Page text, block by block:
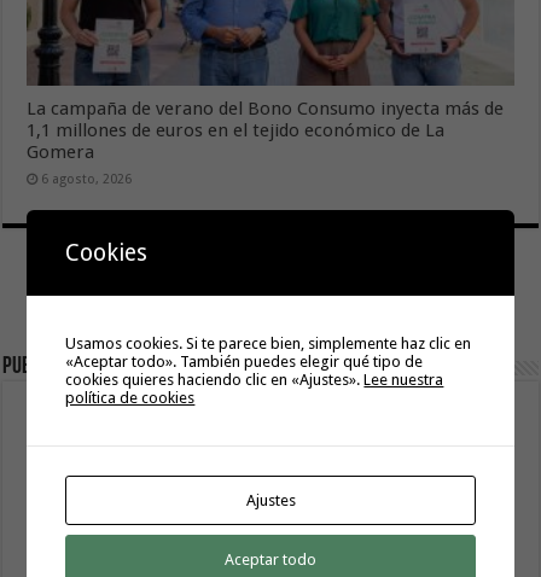
La campaña de verano del Bono Consumo inyecta más de
1,1 millones de euros en el tejido económico de La
Gomera
6 agosto, 2026
Publicidad
Cookies
Usamos cookies. Si te parece bien, simplemente haz clic en
«Aceptar todo». También puedes elegir qué tipo de
cookies quieres haciendo clic en «Ajustes».Lee nuestra
política de cookies
Ajustes
Aceptar todo